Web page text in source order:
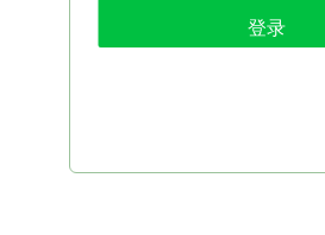
登录